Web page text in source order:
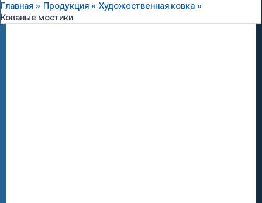
Главная Продукция
Художественная ковка
Кованые мостики